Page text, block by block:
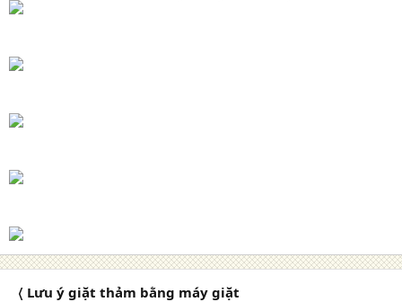
〈 Lưu ý giặt thảm bằng máy giặt